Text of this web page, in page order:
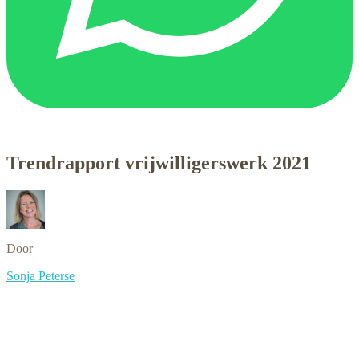
Trendrapport vrijwilligerswerk 2021
Door
Sonja Peterse